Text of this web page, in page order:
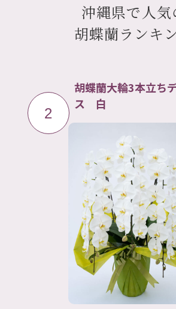
沖縄県で人気
胡蝶蘭ランキ
3
胡蝶蘭大輪5本立